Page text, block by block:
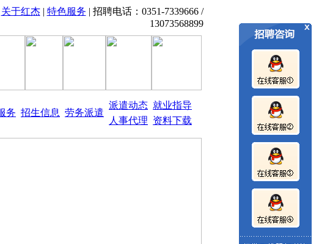
、保险代缴、现场招聘,山西招考信息、职业教育培训、0351-7339666
关于红杰| 特色服务 | 招聘电话：0351-7339666 /
13073568899
务 招生信息 劳务派遣
派遣动态 就业指导
人事代理 资料下载